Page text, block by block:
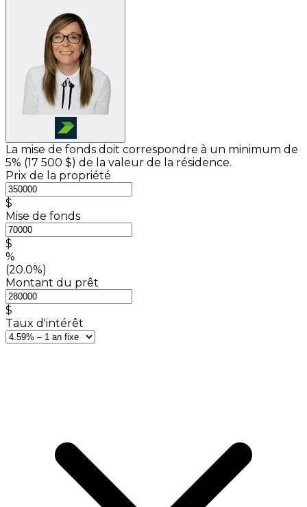
La mise de fonds doit correspondre à un minimum de
5% (17 500 $) de la valeur de la résidence.
Prix de la propriété
$
Mise de fonds
$
%
(20.0%)
Montant du prêt
$
Taux d'intérêt